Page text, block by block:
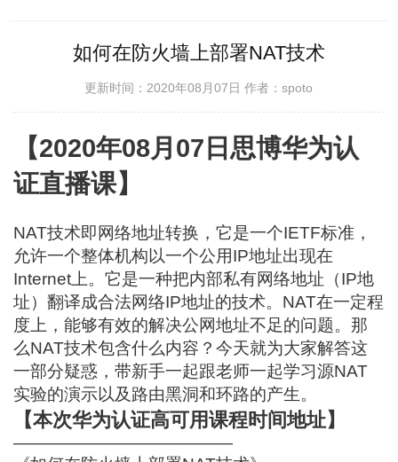
如何在防火墙上部署NAT技术
更新时间：2020年08月07日作者：spoto
【2020年08月07日思博华为认
证直播课】
NAT技术即网络地址转换，它是一个IETF标准，
允许一个整体机构以一个公用IP地址出现在
Internet上。它是一种把内部私有网络地址（IP地
址）翻译成合法网络IP地址的技术。NAT在一定程
度上，能够有效的解决公网地址不足的问题。那
么NAT技术包含什么内容？今天就为大家解答这
一部分疑惑，带新手一起跟老师一起学习源NAT
实验的演示以及路由黑洞和环路的产生。
【本次华为认证高可用课程时间地址】
—————————————